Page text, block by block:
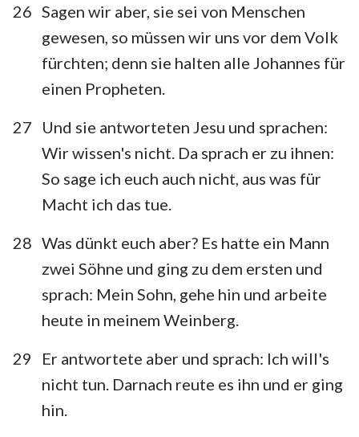
15
16 17 18 19 20
21
22
25 27
26 Sagen wir aber, sie sei von Menschen
gewesen, so müssen wir uns vor dem Volk
fürchten; denn sie halten alle Johannes für
einen Propheten.
27
Und sie antworteten Jesu und sprachen:
Wir wissen's nicht. Da sprach er zu ihnen:
So sage ich euch auch nicht, aus was für
Macht ich das tue.
28 Was dünkt euch aber? Es hatte ein Mann
zwei Söhne und ging zu dem ersten und
sprach: Mein Sohn, gehe hin und arbeite
heute in meinem Weinberg.
29
Er antwortete aber und sprach: Ich will's
nicht tun. Darnach reute es ihn und er ging
hin.